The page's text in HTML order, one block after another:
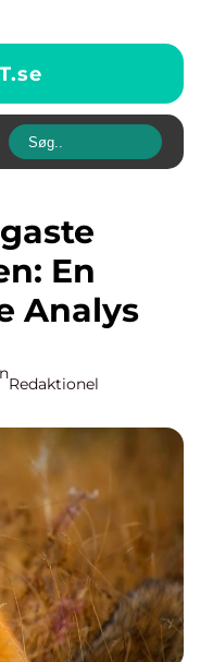
se
En
Analys
Redaktionel